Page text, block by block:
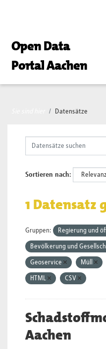
Open Data
Portal Aachen
Datensätze
Sortieren nach
1 Datensatz
Gruppen: Regierung und
Bevölkerung und
Geoservice Müll
HTML CSV
Aachen